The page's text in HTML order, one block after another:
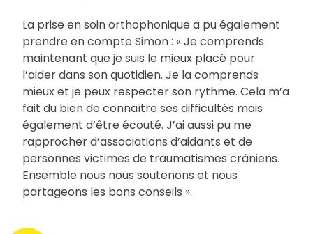
La prise en soin orthophonique a pu également
prendre en compte Simon : « Je comprends
maintenant que je suis le mieux placé pour
l’aider dans son quotidien. Je la comprends
mieux et je peux respecter son rythme. Cela m’a
fait du bien de connaître ses difficultés mais
également d’être écouté. J’ai aussi pu me
rapprocher d’associations d’aidants et de
personnes victimes de traumatismes crâniens.
Ensemble nous nous soutenons et nous
partageons les bons conseils ».